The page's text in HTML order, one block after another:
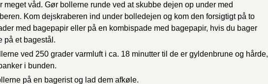
meget våd. Gør bollerne runde ved at skubbe dejen op under med
Kom dejskraberen ind under bolledejen og kom den forsigtigt på to
med bagepapir eller på en kombispade med bagepapir, hvis du bager
på et bagestål.
ved 250 grader varmluft i ca. 18 minutter til de er gyldenbrune og hårde,
i bunden.
på en bagerist og lad dem afkøle.